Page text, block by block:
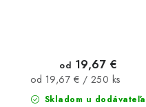
Skladom u dodávateľa
od 19,67 €
Jednotková
cena:
od 19,67 € / 250 ks